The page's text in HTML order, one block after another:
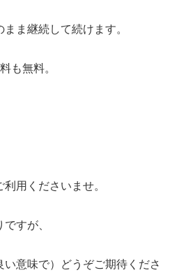
ま継続して続けます。
も無料。
用くださいませ。
すが、
意味で）どうぞご期待くださ